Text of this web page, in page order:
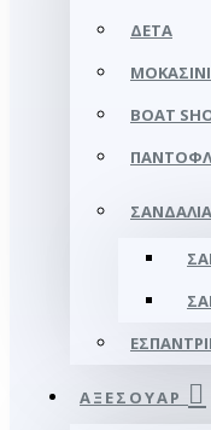
ΔΕΤΆ
BOAT
ΣΑΝΔΆΛΙΑ
ΑΞΕΣΟΥΑΡ